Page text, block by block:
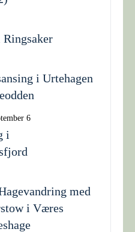
i Urtehagen
6
i
med
i Væres